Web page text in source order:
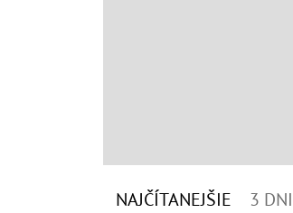
NAJČÍTANEJŠIE 3 DNI